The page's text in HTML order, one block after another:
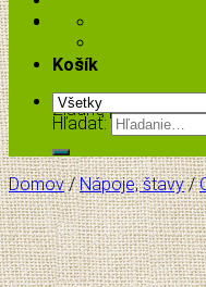
Košík
Žiadne produkty v
Hľadať:
Domov / Nápoje, štavy /